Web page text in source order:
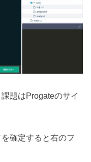
題はProgateのサイ
確定すると右のフ